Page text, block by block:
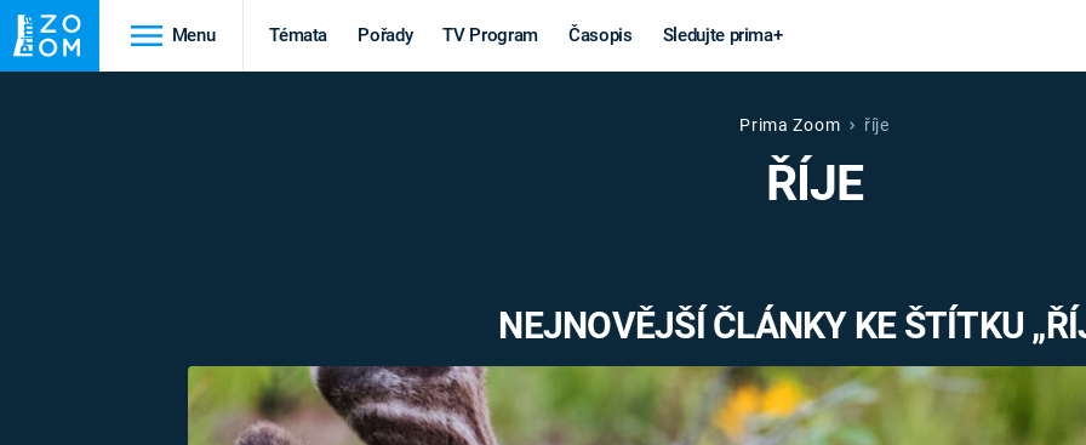
Menu Témata Pořady TV Program Časopis Sledujte prima+
STAROVĚKÝ EGYPT
technika
MARS
VÁLEČNÉ
Prima Zoom říje
ŘÍJE
NEJNOVĚJŠÍ ČLÁNKY KE ŠTÍTKU